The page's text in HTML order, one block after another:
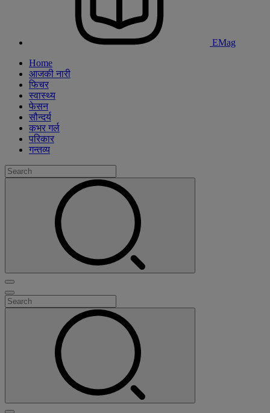
EMag
Home
आजकी नारी
फिचर
स्वास्थ्य
फेसन
सौन्दर्य
कभर गर्ल
परिकार
गन्तव्य